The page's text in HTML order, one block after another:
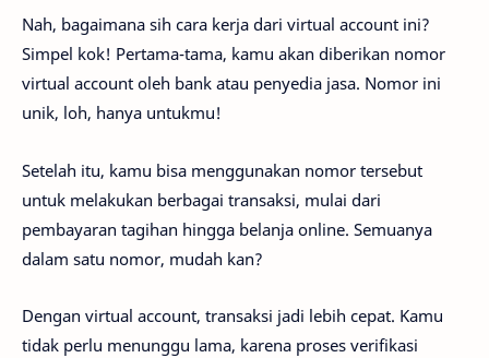
Nah, bagaimana sih cara kerja dari virtual account ini?
Simpel kok! Pertama-tama, kamu akan diberikan nomor
virtual account oleh bank atau penyedia jasa. Nomor ini
unik, loh, hanya untukmu!
Setelah itu, kamu bisa menggunakan nomor tersebut
untuk melakukan berbagai transaksi, mulai dari
pembayaran tagihan hingga belanja online. Semuanya
dalam satu nomor, mudah kan?
Dengan virtual account, transaksi jadi lebih cepat. Kamu
tidak perlu menunggu lama, karena proses verifikasi